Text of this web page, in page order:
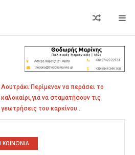
Λουτράκι:Περίμεναν να περάσει το
καλοκαίρι,για να σταματήσουν τις
γεωτρήσεις του καρκίνου…